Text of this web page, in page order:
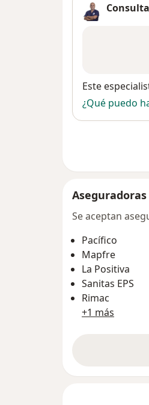
Este
¿Qué puedo
Se aceptan
Pacífico
Mapfre
La Positiva
Sanitas EPS
Rimac
+1 más